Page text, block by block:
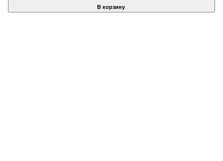
В корзину